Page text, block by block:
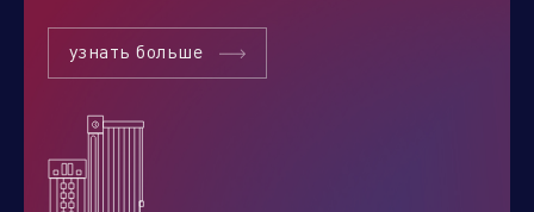
узнать больше